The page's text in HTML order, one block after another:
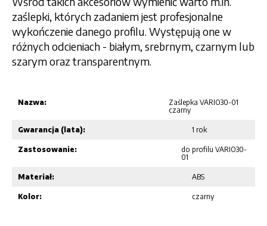
zaślepki, których zadaniem jest profesjonalne
wykończenie danego profilu. Występują one w
różnych odcieniach - białym, srebrnym, czarnym lub
szarym oraz transparentnym.
Nazwa:
Zaślepka VARIO30-01
czarny
Gwarancja (lata): 1 rok
Zastosowanie:
do profilu VARIO30-
01
Materiał: ABS
Kolor: czarny